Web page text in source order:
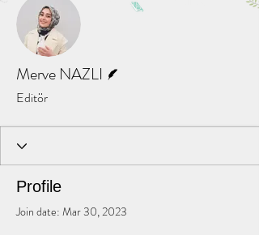
Merve NAZLI
Editör
Profile
Join date: Mar 30, 2023